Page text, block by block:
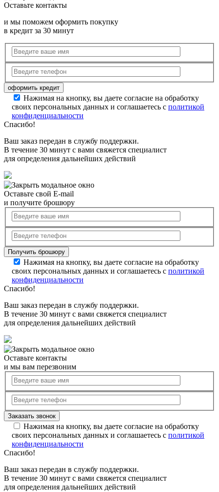
Оставьте контакты
и мы поможем оформить покупку
в кредит за 30 минут
Нажимая на кнопку, вы даете согласие на обработку
своих персональных данных и соглашаетесь с политикой
конфиденциальности
Спасибо!
Ваш заказ передан в службу поддержки.
В течение 30 минут с вами свяжется специалист
для определения дальнейших действий
Оставьте свой E-mail
и получите брошюру
Нажимая на кнопку, вы даете согласие на обработку
своих персональных данных и соглашаетесь с политикой
конфиденциальности
Спасибо!
Ваш заказ передан в службу поддержки.
В течение 30 минут с вами свяжется специалист
для определения дальнейших действий
Оставьте контакты
и мы вам перезвоним
Нажимая на кнопку, вы даете согласие на обработку
своих персональных данных и соглашаетесь с политикой
конфиденциальности
Спасибо!
Ваш заказ передан в службу поддержки.
В течение 30 минут с вами свяжется специалист
для определения дальнейших действий